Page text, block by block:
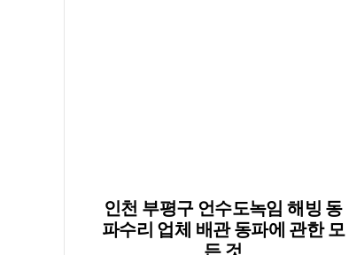
인천 부평구 언수도녹임 해빙 동
파수리 업체 배관 동파에 관한 모
든 것